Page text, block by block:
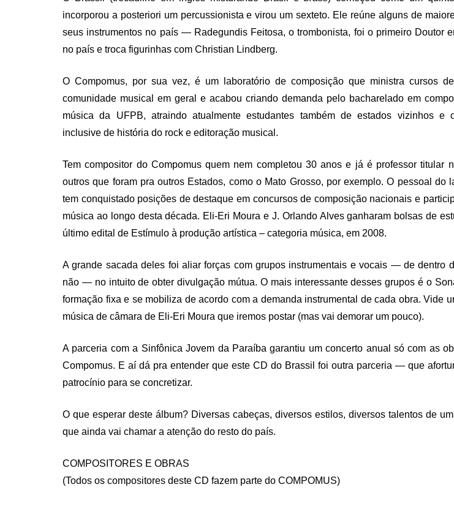
incorporou a posteriori um percussionista e virou um sexteto. Ele reúne alguns de
seus instrumentos no país — Radegundis Feitosa, o trombonista, foi o primeiro Doutor
no país e troca figurinhas com Christian Lindberg.
O Compomus, por sua vez, é um laboratório de composição que ministra cursos
comunidade musical em geral e acabou criando demanda pelo bacharelado em
música da UFPB, atraindo atualmente estudantes também de estados vizinhos e
inclusive de história do rock e editoração musical.
Tem compositor do Compomus quem nem completou 30 anos e já é professor titular
outros que foram pra outros Estados, como o Mato Grosso, por exemplo. O pessoal do
tem conquistado posições de destaque em concursos de composição nacionais e
música ao longo desta década. Eli-Eri Moura e J. Orlando Alves ganharam bolsas de
último edital de Estímulo à produção artística – categoria música, em 2008.
A grande sacada deles foi aliar forças com grupos instrumentais e vocais — de dentro
não — no intuito de obter divulgação mútua. O mais interessante desses grupos é o
formação fixa e se mobiliza de acordo com a demanda instrumental de cada obra. Vide
música de câmara de Eli-Eri Moura que iremos postar (mas vai demorar um pouco).
A parceria com a Sinfônica Jovem da Paraíba garantiu um concerto anual só com as
Compomus. E aí dá pra entender que este CD do Brassil foi outra parceria — que
patrocínio para se concretizar.
O que esperar deste álbum? Diversas cabeças, diversos estilos, diversos talentos de
que ainda vai chamar a atenção do resto do país.
COMPOSITORES E OBRAS
(Todos os compositores deste CD fazem parte do COMPOMUS)